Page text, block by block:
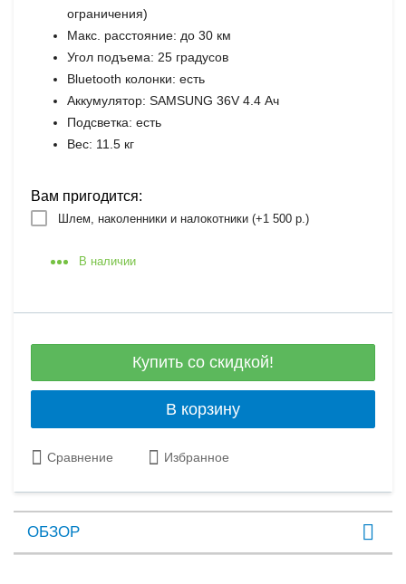
ограничения)
Макс. расстояние: до 30 км
Угол подъема: 25 градусов
Bluetooth колонки: есть
Аккумулятор: SAMSUNG 36V 4.4 Ач
Подсветка: есть
Вес: 11.5 кг
Вам пригодится:
Шлем, наколенники и налокотники (+1 500 р.)
В наличии
Купить со скидкой!
В корзину
Сравнение Избранное
ОБЗОР